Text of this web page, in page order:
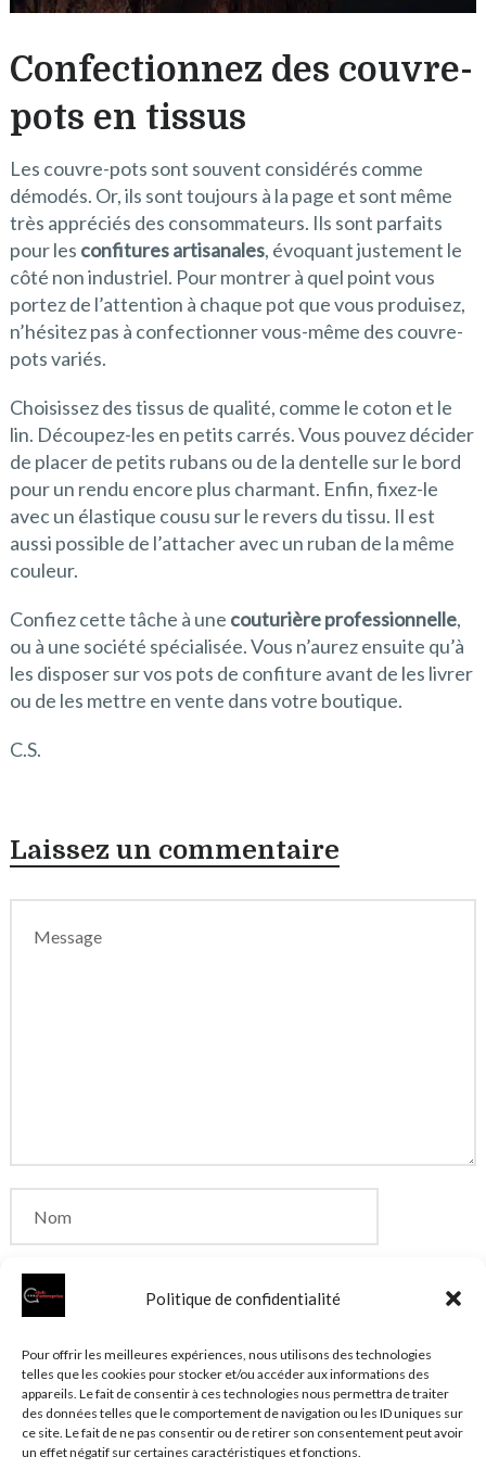
Politique de confidentialité
Pour offrir les meilleures expériences, nous utilisons des technologies
telles que les cookies pour stocker et/ou accéder aux informations des
appareils. Le fait de consentir à ces technologies nous permettra de traiter
des données telles que le comportement de navigation ou les ID uniques sur
ce site. Le fait de ne pas consentir ou de retirer son consentement peut avoir
un effet négatif sur certaines caractéristiques et fonctions.
Confectionnez des couvre-
pots en tissus
Les couvre-pots sont souvent considérés comme
démodés. Or, ils sont toujours à la page et sont même
très appréciés des consommateurs. Ils sont parfaits
pour les confitures artisanales, évoquant justement le
côté non industriel. Pour montrer à quel point vous
portez de l’attention à chaque pot que vous produisez,
n’hésitez pas à confectionner vous-même des couvre-
pots variés.
Choisissez des tissus de qualité, comme le coton et le
lin. Découpez-les en petits carrés. Vous pouvez décider
de placer de petits rubans ou de la dentelle sur le bord
pour un rendu encore plus charmant. Enfin, fixez-le
avec un élastique cousu sur le revers du tissu. Il est
aussi possible de l’attacher avec un ruban de la même
couleur.
Confiez cette tâche à une couturière professionnelle,
ou à une société spécialisée. Vous n’aurez ensuite qu’à
les disposer sur vos pots de confiture avant de les livrer
ou de les mettre en vente dans votre boutique.
C.S.
Laissez un commentaire
Enregistrer mon nom, mon e-mail et mon site dans
le navigateur pour mon prochain commentaire.